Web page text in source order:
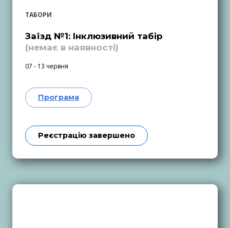
ТАБОРИ
Заїзд №1: Інклюзивний табір
(немає в наявності)
07 - 13 червня
Програма
Реєстрацію завершено